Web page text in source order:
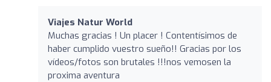
Viajes Natur World
Muchas gracias ! Un placer ! Contentísimos de
haber cumplido vuestro sueño!! Gracias por los
vídeos/fotos son brutales !!!nos vemosen la
proxima aventura